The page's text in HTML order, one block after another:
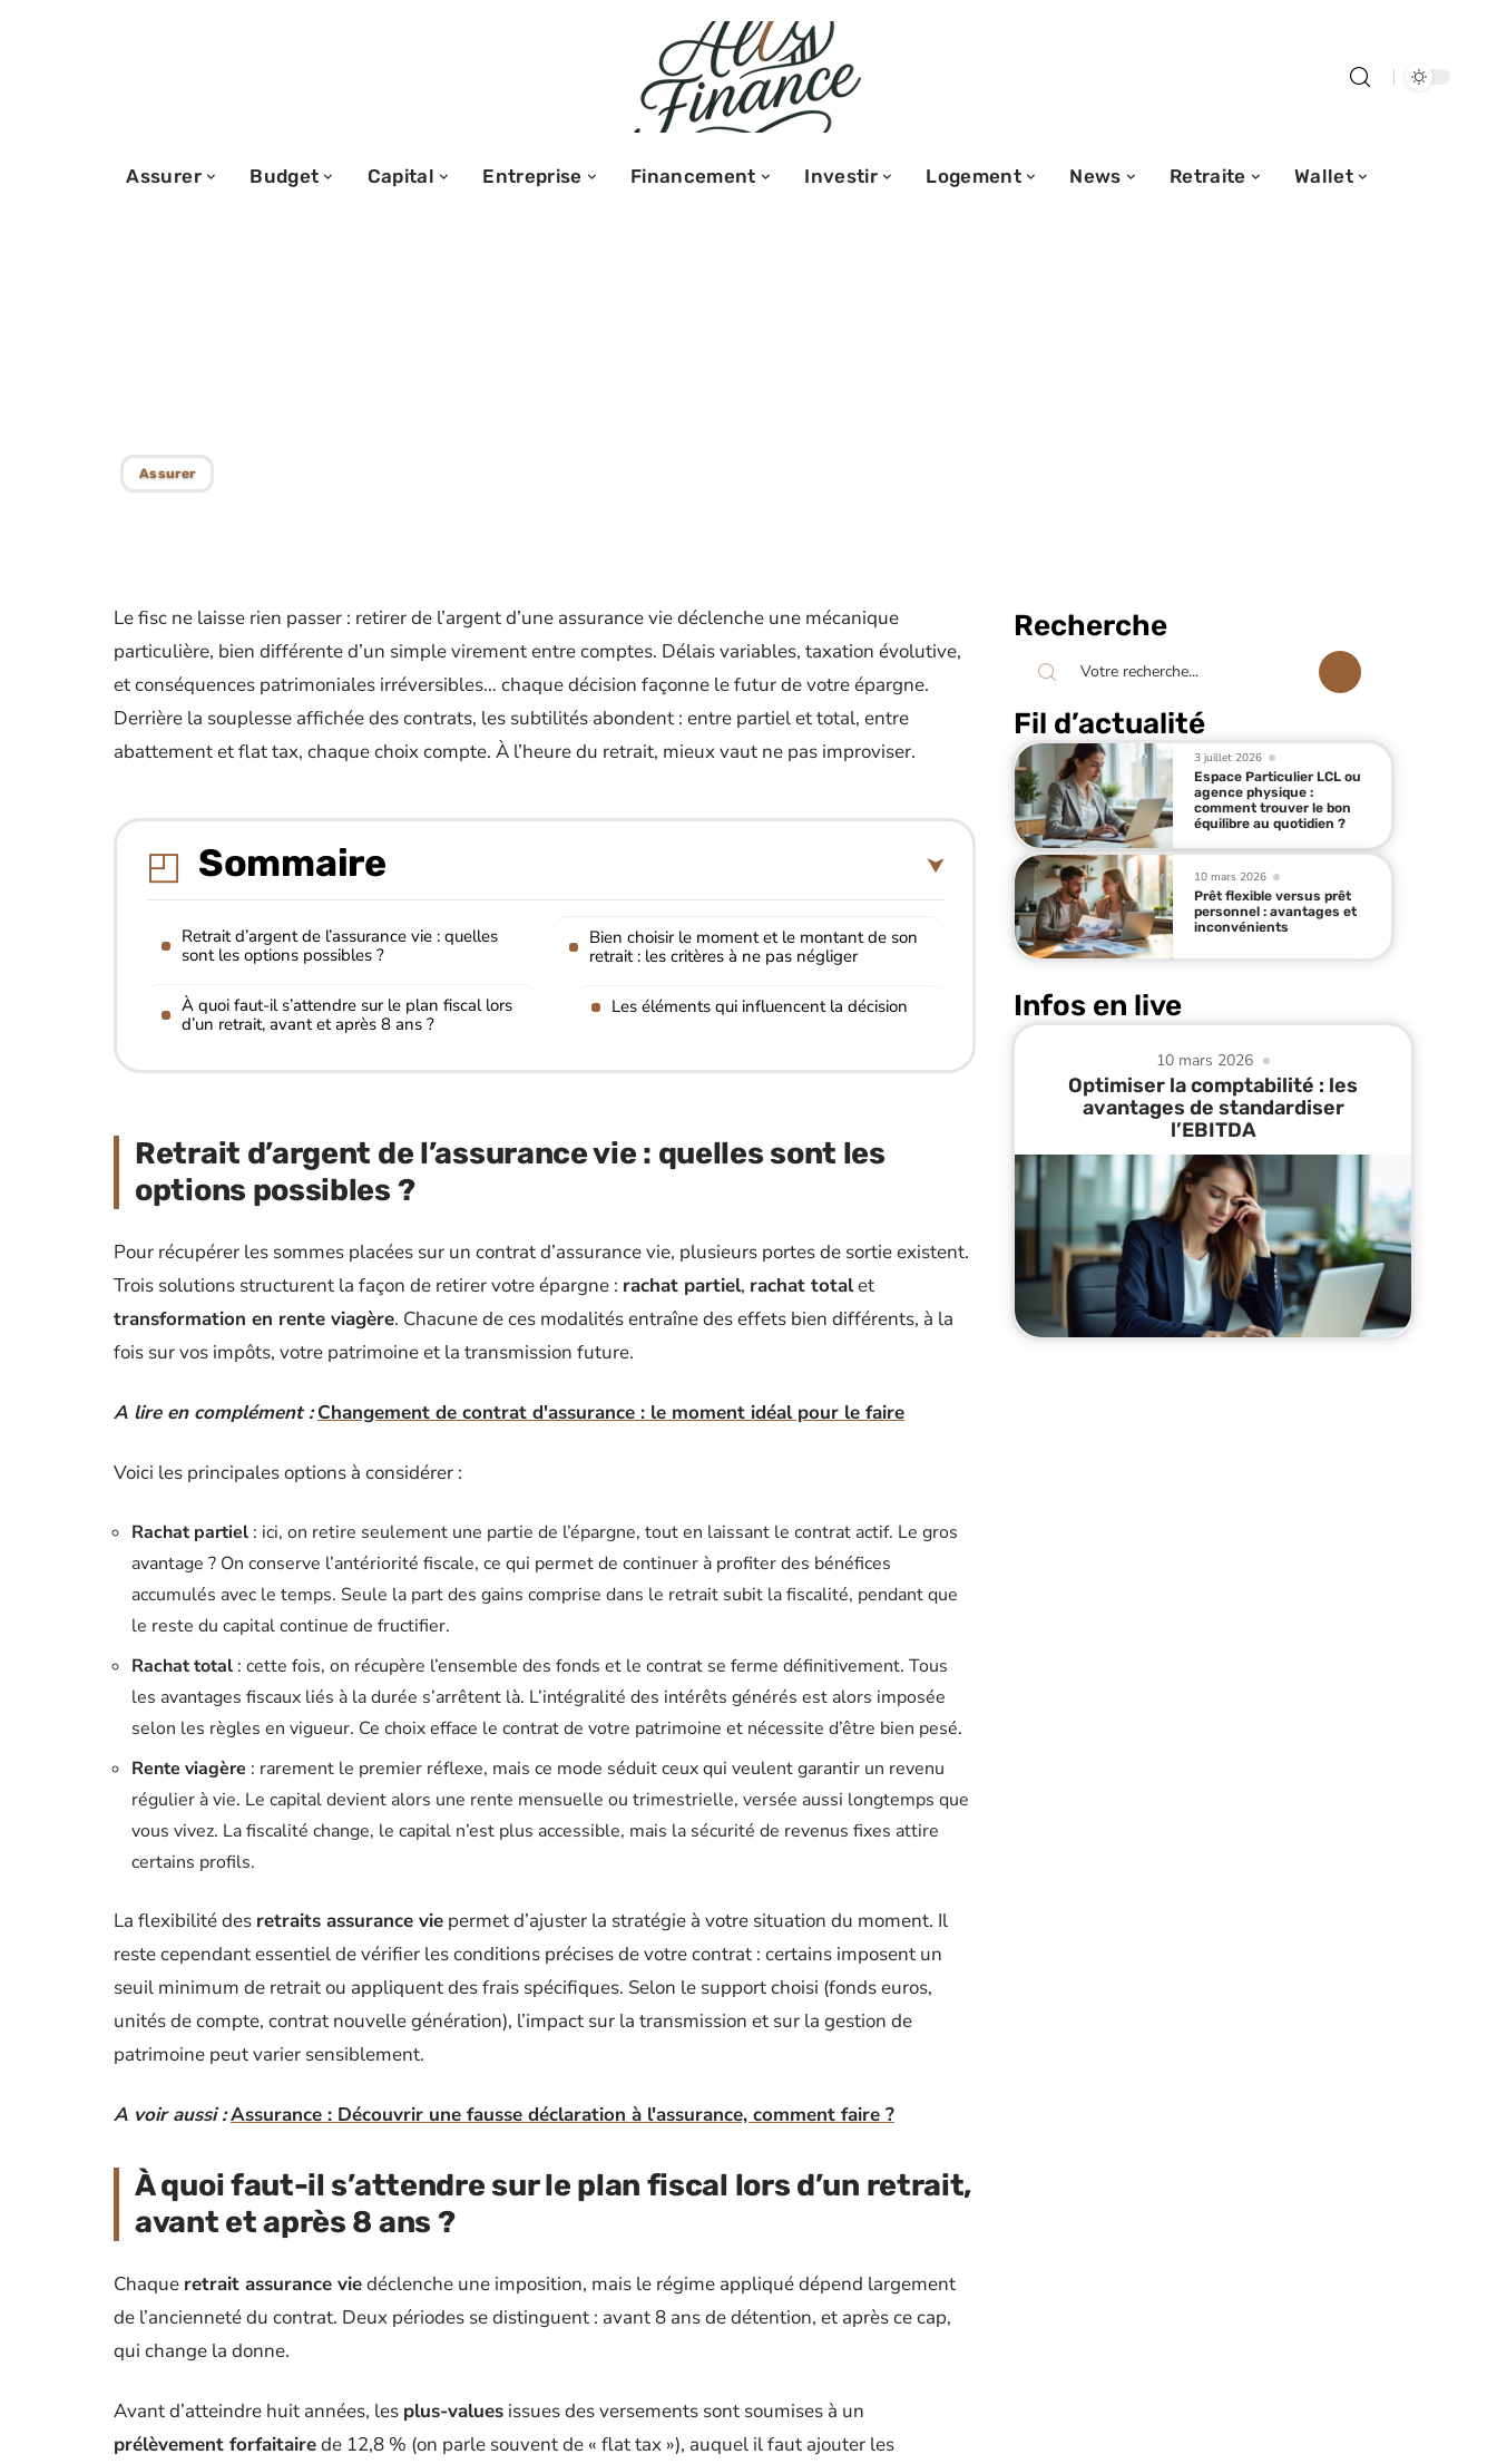
Assurer Budget Capital Entreprise Financement Investir Logement News Retraite Wallet
Assurer
Le fisc ne laisse rien passer : retirer de l’argent d’une assurance vie déclenche une mécanique
particulière, bien différente d’un simple virement entre comptes. Délais variables, taxation évolutive,
et conséquences patrimoniales irréversibles… chaque décision façonne le futur de votre épargne.
Derrière la souplesse affichée des contrats, les subtilités abondent : entre partiel et total, entre
abattement et flat tax, chaque choix compte. À l’heure du retrait, mieux vaut ne pas improviser.
Sommaire
Retrait d’argent de l’assurance vie : quelles
sont les options possibles ?
À quoi faut-il s’attendre sur le plan fiscal lors
d’un retrait, avant et après 8 ans ?
Bien choisir le moment et le montant de son
retrait : les critères à ne pas négliger
Les éléments qui influencent la décision
Retrait d’argent de l’assurance vie : quelles sont les
options possibles ?
Pour récupérer les sommes placées sur un contrat d’assurance vie, plusieurs portes de sortie existent.
Trois solutions structurent la façon de retirer votre épargne : rachat partiel, rachat totalet
transformation en rente viagère. Chacune de ces modalités entraîne des effets bien différents, à la
fois sur vos impôts, votre patrimoine et la transmission future.
A lire en complément : Changement de contrat d'assurance : le moment idéal pour le faire
Voici les principales options à considérer :
Rachat partiel : ici, on retire seulement une partie de l’épargne, tout en laissant le contrat actif. Le gros
avantage ? On conserve l’antériorité fiscale, ce qui permet de continuer à profiter des bénéfices
accumulés avec le temps. Seule la part des gains comprise dans le retrait subit la fiscalité, pendant que
le reste du capital continue de fructifier.
Rachat total : cette fois, on récupère l’ensemble des fonds et le contrat se ferme définitivement. Tous
les avantages fiscaux liés à la durée s’arrêtent là. L’intégralité des intérêts générés est alors imposée
selon les règles en vigueur. Ce choix efface le contrat de votre patrimoine et nécessite d’être bien pesé.
Rente viagère : rarement le premier réflexe, mais ce mode séduit ceux qui veulent garantir un revenu
régulier à vie. Le capital devient alors une rente mensuelle ou trimestrielle, versée aussi longtemps que
vous vivez. La fiscalité change, le capital n’est plus accessible, mais la sécurité de revenus fixes attire
certains profils.
La flexibilité des retraits assurance vie permet d’ajuster la stratégie à votre situation du moment. Il
reste cependant essentiel de vérifier les conditions précises de votre contrat : certains imposent un
seuil minimum de retrait ou appliquent des frais spécifiques. Selon le support choisi (fonds euros,
unités de compte, contrat nouvelle génération), l’impact sur la transmission et sur la gestion de
patrimoine peut varier sensiblement.
A voir aussi :Assurance : Découvrir une fausse déclaration à l'assurance, comment faire ?
À quoi faut-il s’attendre sur le plan fiscal lors d’un retrait,
avant et après 8 ans ?
Chaque retrait assurance viedéclenche une imposition, mais le régime appliqué dépend largement
de l’ancienneté du contrat. Deux périodes se distinguent : avant 8 ans de détention, et après ce cap,
qui change la donne.
Avant d’atteindre huit années, les plus-values issues des versements sont soumises à un
prélèvement forfaitairede 12,8 % (on parle souvent de « flat tax »), auquel il faut ajouter les
Recherche
Fil d’actualité
3 juillet 2026
Espace Particulier LCL ou
agence physique :
comment trouver le bon
équilibre au quotidien ?
10 mars 2026
Prêt flexible versus prêt
personnel : avantages et
inconvénients
Infos en live
10 mars 2026
Optimiser la comptabilité : les
avantages de standardiser
l’EBITDA